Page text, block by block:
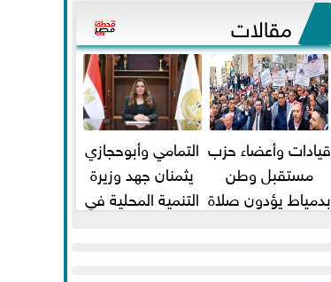
مقالات
قيادات وأعضاء حزب
مستقبل وطن
بدمياط يؤدون صلاة
التمامي وأبوحجازي
يثمنان جهد وزيرة
التنمية المحلية في